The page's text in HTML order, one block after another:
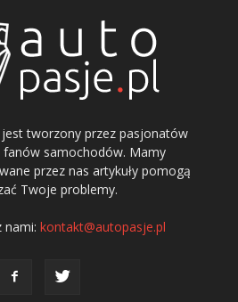
tworzony przez pasjonatów
samochodów. Mamy
przez nas artykuły pomogą
Twoje problemy.
nami: kontakt@autopasje.pl